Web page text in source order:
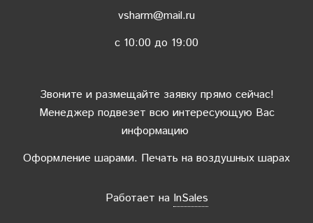
vsharm@mail.ru
c 10:00 до 19:00
Звоните и размещайте заявку прямо сейчас!
Менеджер подвезет всю интересующую Вас
информацию
Оформление шарами. Печать на воздушных шарах
Работает на InSales